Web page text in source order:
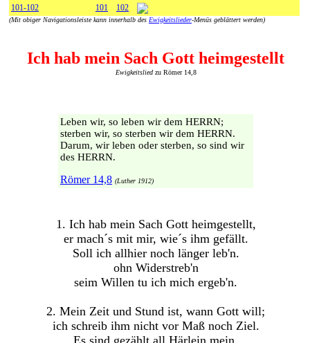
101-102
101 102
(Mit obiger Navigationsleiste kann innerhalb des Ewigkeitslieder-Menüs geblättert werden)
Ich hab mein Sach Gott heimgestellt
Ewigkeitsliedzu Römer 14,8
Leben wir, so leben wir dem HERRN;
sterben wir, so sterben wir dem HERRN.
Darum, wir leben oder sterben, so sind wir
des HERRN.
Römer 14,8 (Luther 1912)
1. Ich hab mein Sach Gott heimgestellt,
er mach´s mit mir, wie´s ihm gefällt.
Soll ich allhier noch länger leb'n.
ohn Widerstreb'n
seim Willen tu ich mich ergeb'n.
2. Mein Zeit und Stund ist, wann Gott will;
ich schreib ihm nicht vor Maß noch Ziel.